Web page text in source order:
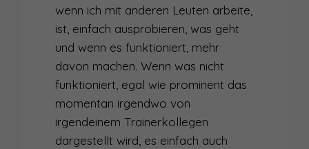
wenn ich mit anderen Leuten arbeite,
ist, einfach ausprobieren, was geht
und wenn es funktioniert, mehr
davon machen. Wenn was nicht
funktioniert, egal wie prominent das
momentan irgendwo von
irgendeinem Trainerkollegen
dargestellt wird, es einfach auch